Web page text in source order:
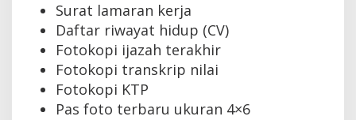
Surat lamaran kerja
Daftar riwayat hidup (CV)
Fotokopi ijazah terakhir
Fotokopi transkrip nilai
Fotokopi KTP
Pas foto terbaru ukuran 4×6